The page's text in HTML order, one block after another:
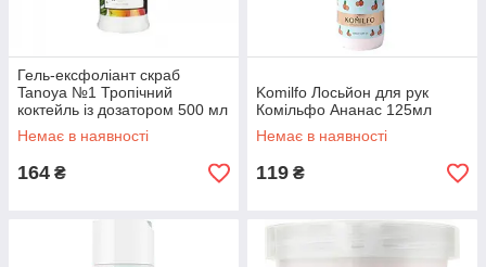
Гель-ексфоліант скраб
Tanoya №1 Тропічний
коктейль із дозатором 500 мл
Немає в наявності
164 ₴
Komilfo Лосьйон для рук
Комільфо Ананас 125мл
Немає в наявності
119 ₴